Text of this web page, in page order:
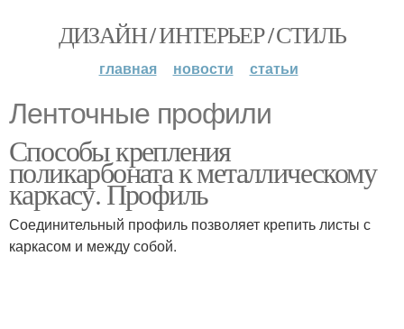
ДИЗАЙН / ИНТЕРЬЕР / СТИЛЬ
главная новости статьи
Ленточные профили
Способы крепления
поликарбоната к металлическому
каркасу. Профиль
Соединительный профиль позволяет крепить листы с
каркасом и между собой.